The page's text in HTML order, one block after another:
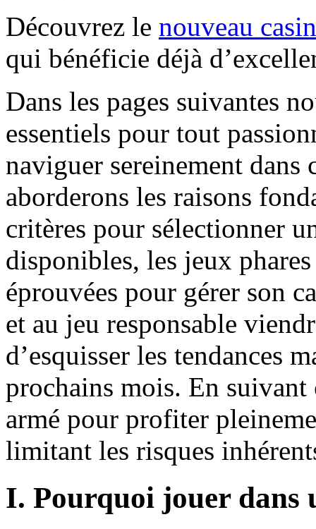
Découvrez le nouveau
qui bénéficie déjà
Dans les pages suivantes
essentiels pour tout
naviguer sereinement
aborderons les raisons
critères pour sélectionner
disponibles, les jeux
éprouvées pour gérer son
et au jeu responsable
d’esquisser les tendances
prochains mois. En suivant
armé pour profiter
limitant les risques
I. Pourquoi jouer dans